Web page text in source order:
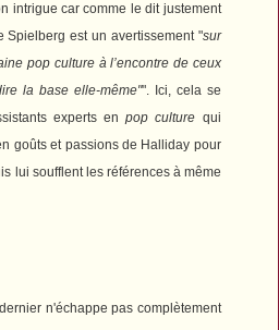
intrigue car comme le dit justement
Spielberg est un avertissement "sur
pop culture à l’encontre de ceux
la base elle-même"". Ici, cela se
experts enpop culture qui
goûts et passions de Halliday pour
lui soufflent les références à même
n'échappe pas complètement